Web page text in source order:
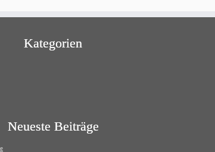
Kategorien
Neueste Beiträge